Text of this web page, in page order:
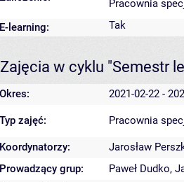
Pracownia
E-learning:
Tak
Zajęcia w cyklu "Semestr
Okres: 2021-02-22 -
Typ zajęć: Pracownia
Koordynatorzy:
Jarosław
Prowadzący grup:
Paweł Dudko,